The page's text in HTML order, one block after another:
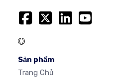
Sản phẩm
Trang Chủ